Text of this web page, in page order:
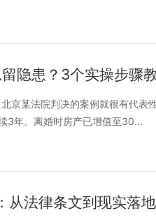
隐患？3个实操步骤
京某法院判决的案例就很有代表
3年。离婚时房产已增值至30...
法律条文到现实落